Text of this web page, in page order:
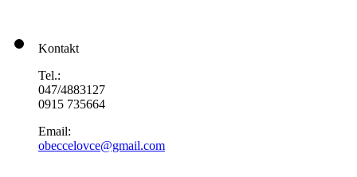
Kontakt
Tel.:
047/4883127
0915 735664
Email:
obeccelovce@gmail.com